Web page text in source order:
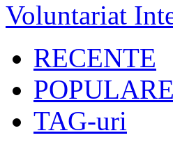
Voluntariat
RECENTE
POPULARE
TAG-uri